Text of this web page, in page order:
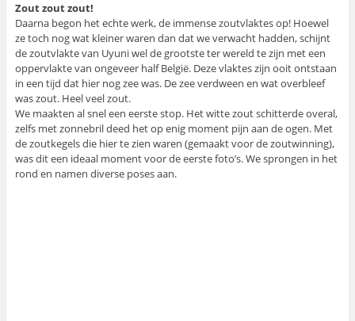
Zout zout zout!
Daarna begon het echte werk, de immense zoutvlaktes op! Hoewel
ze toch nog wat kleiner waren dan dat we verwacht hadden, schijnt
de zoutvlakte van Uyuni wel de grootste ter wereld te zijn met een
oppervlakte van ongeveer half België. Deze vlaktes zijn ooit ontstaan
in een tijd dat hier nog zee was. De zee verdween en wat overbleef
was zout. Heel veel zout.
We maakten al snel een eerste stop. Het witte zout schitterde overal,
zelfs met zonnebril deed het op enig moment pijn aan de ogen. Met
de zoutkegels die hier te zien waren (gemaakt voor de zoutwinning),
was dit een ideaal moment voor de eerste foto’s. We sprongen in het
rond en namen diverse poses aan.